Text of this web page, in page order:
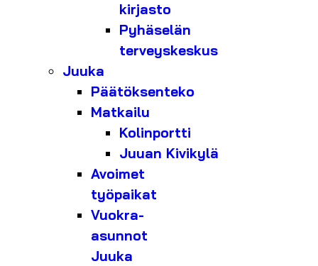
kirjasto
Pyhäselän
terveyskeskus
Juuka
Päätöksenteko
Matkailu
Kolinportti
Juuan Kivikylä
Avoimet
työpaikat
Vuokra-
asunnot
Juuka